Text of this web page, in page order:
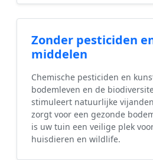
Zonder pesticiden
middelen
Chemische pesticiden en
bodemleven en de
stimuleert natuurlijke
zorgt voor een gezonde
is uw tuin een veilige plek
huisdieren en wildlife.